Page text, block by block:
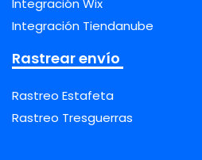
Integración Wix
Integración Tiendanube
Rastrear envío
Rastreo Estafeta
Rastreo Tresguerras